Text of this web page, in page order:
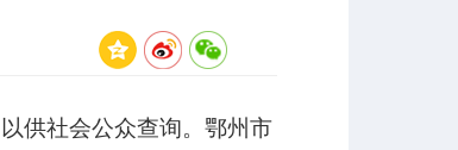
供社会公众查询。鄂州市